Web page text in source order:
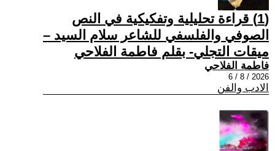
(1) قراءة تحليلية وتفكيكية في النص
الصوفي والفلسفي للشاعر سلام السيد –
ميقات التجلي- بقلم فاطمة الفلاحي
فاطمة الفلاحي
2026 / 8 / 6
الادب والفن